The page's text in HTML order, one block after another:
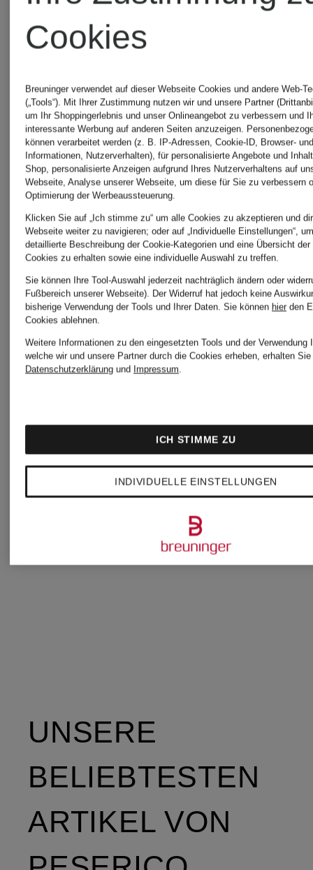
+Aktionsrabatt
PESERICO
Kleid
im
Materialmix
mit
Pailletten
549,99 €
789,99 €
Kleid
mit
369,99
314,49 €
529,99 €
UNSERE
BELIEBTESTEN
ARTIKEL VON
Cookies
Breuninger verwendet auf dieser Webseite Cookies und andere Web-
(„Tools“). Mit Ihrer Zustimmung nutzen wir und unsere Partner
um Ihr Shoppingerlebnis und unser Onlineangebot zu verbessern und
interessante Werbung auf anderen Seiten anzuzeigen.
können verarbeitet werden (z. B. IP-Adressen, Cookie-ID, Browser-
Informationen, Nutzerverhalten), für personalisierte Angebote und
Shop, personalisierte Anzeigen aufgrund Ihres Nutzerverhaltens auf
Webseite, Analyse unserer Webseite, um diese für Sie zu verbessern
Optimierung der Werbeaussteuerung.
Klicken Sie auf „Ich stimme zu“ um alle Cookies zu akzeptieren und
Webseite weiter zu navigieren; oder auf „Individuelle Einstellungen“,
detaillierte Beschreibung der Cookie-Kategorien und eine Übersicht
Cookies zu erhalten sowie eine individuelle Auswahl zu treffen.
Sie können Ihre Tool-Auswahl jederzeit nachträglich ändern oder
Fußbereich unserer Webseite). Der Widerruf hat jedoch keine
bisherige Verwendung der Tools und Ihrer Daten. Sie können hier den
Cookies ablehnen.
Weitere Informationen zu den eingesetzten Tools und der Verwendung
welche wir und unsere Partner durch die Cookies erheben, erhalten
Datenschutzerklärung und Impressum.
INDIVIDUELLE EINSTELLUNGEN
ICH STIMME ZU